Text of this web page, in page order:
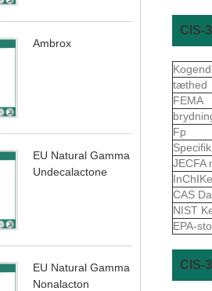
Ambrox
EU Natural Gamma
Undecalactone
EU Natural Gamma
Nonalacton
CIS-
tæthed
FEMA
Fp
JECFA
CAS
NIST
EPA-
CIS-